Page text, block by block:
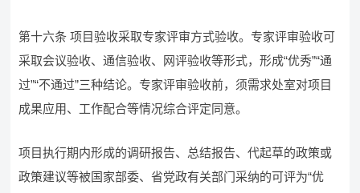
第十六条 项目验收采取专家评审方式验收。专家评审验收可
采取会议验收、通信验收、网评验收等形式，形成“优秀”“通
过”“不通过”三种结论。专家评审验收前，须需求处室对项目
成果应用、工作配合等情况综合评定同意。
项目执行期内形成的调研报告、总结报告、代起草的政策或
政策建议等被国家部委、省党政有关部门采纳的可评为“优